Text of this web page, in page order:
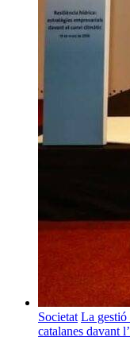
Societat La gestió
catalanes davant